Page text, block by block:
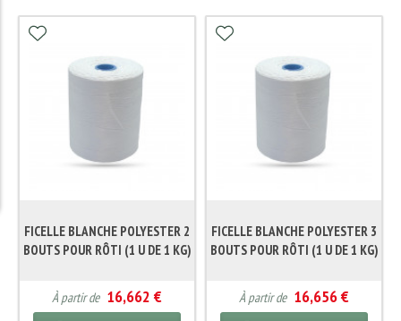
FICELLE BLANCHE POLYESTER 2
BOUTS POUR RÔTI (1 U DE 1 KG)
À partir de 16,662 €
FICELLE BLANCHE POLYESTER 3
BOUTS POUR RÔTI (1 U DE 1 KG)
À partir de 16,656 €